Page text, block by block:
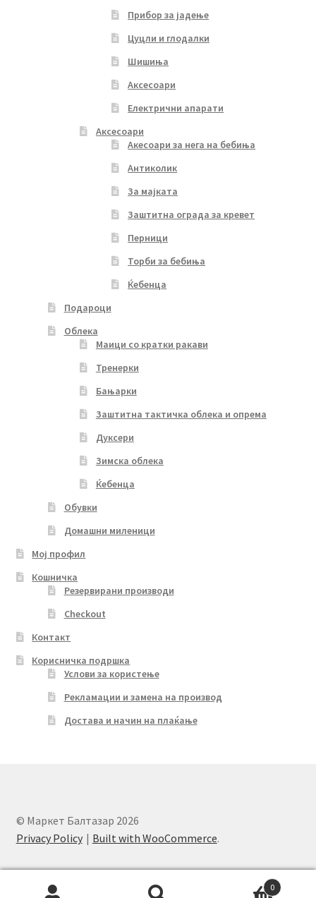
Прибор за јадење
Цуцли и глодалки
Шишиња
Аксесоари
Електрични апарати
Аксесоари
Акесоари за нега на бебиња
Антиколик
За мајката
Заштитна ограда за кревет
Перници
Торби за бебиња
Ќебенца
Подароци
Облека
Маици со кратки ракави
Тренерки
Бањарки
Заштитна тактичка облека и опрема
Дуксери
Зимска облека
Ќебенца
Обувки
Домашни миленици
Мој профил
Кошничка
Резервирани производи
Checkout
Контакт
Корисничка подршка
Услови за користење
Рекламации и замена на производ
Достава и начин на плаќање
© Маркет Балтазар 2026
Privacy Policy
Built with WooCommerce.
0